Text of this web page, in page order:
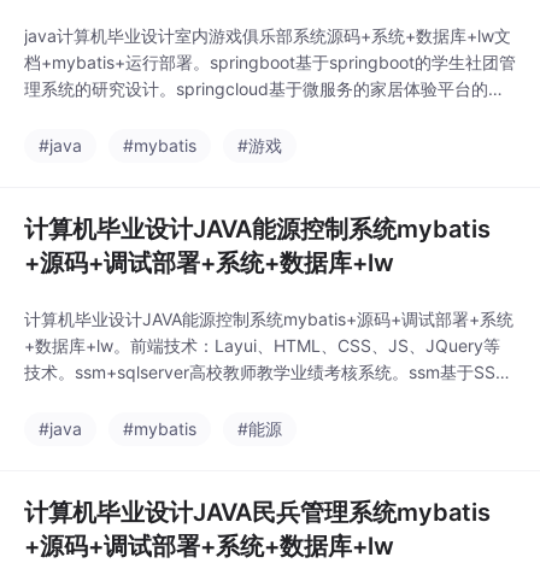
java计算机毕业设计室内游戏俱乐部系统源码+系统+数据库+lw文
档+mybatis+运行部署。springboot基于springboot的学生社团管
理系统的研究设计。springcloud基于微服务的家居体验平台的设
ssm基于SSM的停车场收费管理系统的设计与实现。ssm基于SSM
#java #mybatis #游戏
计算机毕业设计JAVA能源控制系统mybatis
+源码+调试部署+系统+数据库+lw
计算机毕业设计JAVA能源控制系统mybatis+源码+调试部署+系统
+数据库+lw。前端技术：Layui、HTML、CSS、JS、JQuery等
技术。ssm+sqlserver高校教师教学业绩考核系统。ssm基于SSM
目管理系统。springboot基于Vue框架的养生系统。ssm+sqlserv
#java #mybatis #能源
计算机毕业设计JAVA民兵管理系统mybatis
+源码+调试部署+系统+数据库+lw